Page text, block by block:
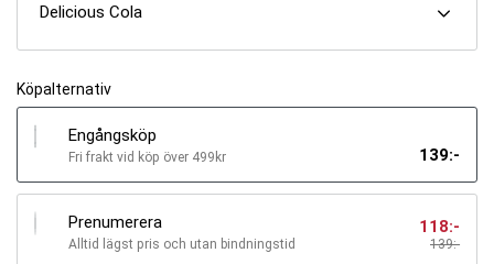
Delicious Cola
Köpalternativ
Engångsköp
Fri frakt vid köp över 499kr 139:-
Prenumerera
Alltid lägst pris och utan bindningstid 139:-
118:-